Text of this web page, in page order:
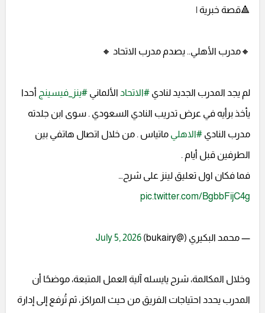
🔺قصة خبرية |
🔸مدرب الأهلي.. يصدم مدرب الاتحاد 🔸
لم يجد المدرب الجديد لنادي #الاتحاد الألماني #ينز_فيسينج أحدا
يأخذ برأيه في عرض تدريب النادي السعودي . سوى ابن جلدته
مدرب النادي #الاهلي ماتياس . من خلال اتصال هاتفي بين
الطرفين قبل أيام .
فما فكان اول تعليق لينز على شرح…
pic.twitter.com/BgbbFijC4g
— محمد البكيري (@bukairy) July 5, 2026
وخلال المكالمة، شرح يايسله آلية العمل المتبعة، موضحًا أن
المدرب يحدد احتياجات الفريق من حيث المراكز، ثم تُرفع إلى إدارة